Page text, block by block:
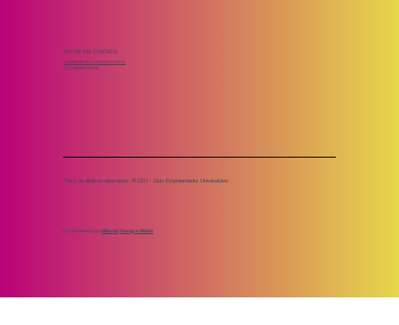
ENTRE EM CONTATO
contato@ceucomvoce.com.br
(21) 96963-4316
Todos os direitos reservados. ® CEU - Ciclo Empreendedor Universitário
Desenvolvido porMSocial | Design e Mídias